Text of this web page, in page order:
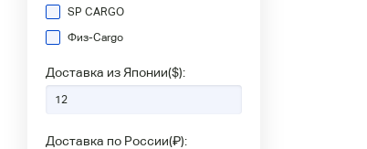
SP CARGO
Физ-Сargo
Доставка из Японии($):
Доставка по России(₽):